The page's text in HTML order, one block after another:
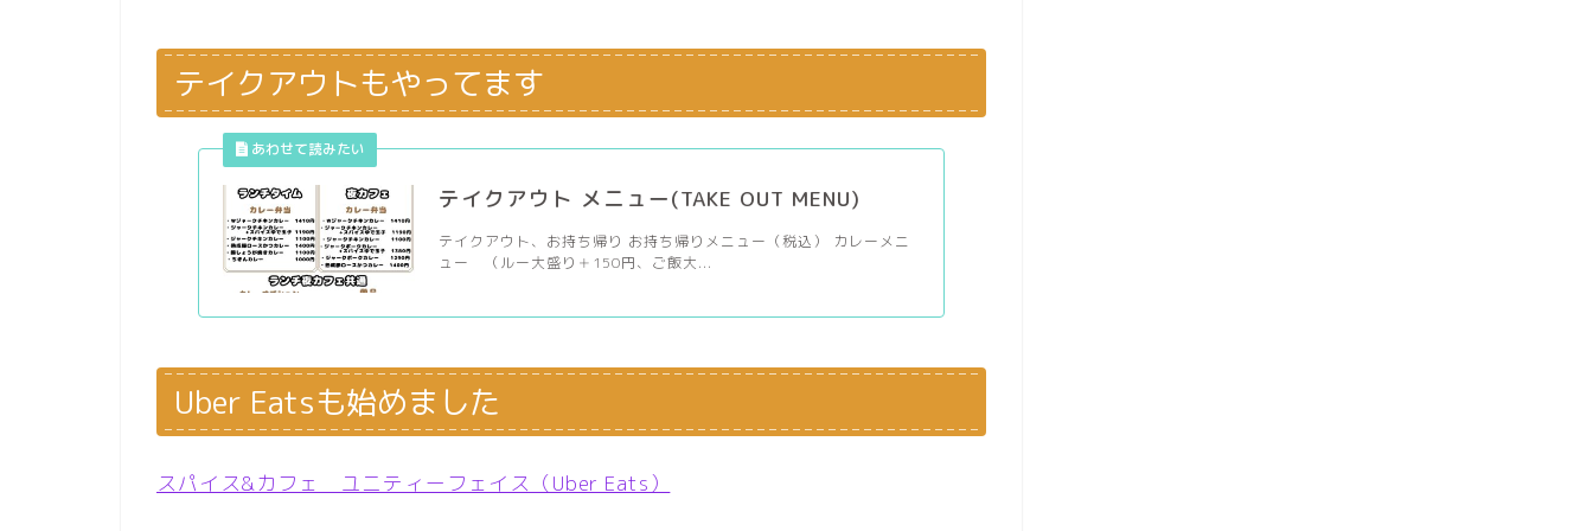
テイクアウトもやってます
テイクアウト メニュー(TAKE OUT MENU)
テイクアウト、お持ち帰り お持ち帰りメニュー（税込） カレーメニ
ュー （ルー大盛り＋150円、ご飯大...
Uber Eatsも始めました
スパイス&カフェ ユニティーフェイス（Uber Eats）